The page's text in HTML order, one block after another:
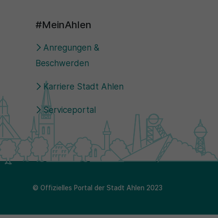
#MeinAhlen
Anregungen &
Beschwerden
Karriere Stadt Ahlen
Serviceportal
© Offizielles Portal der Stadt Ahlen 2023